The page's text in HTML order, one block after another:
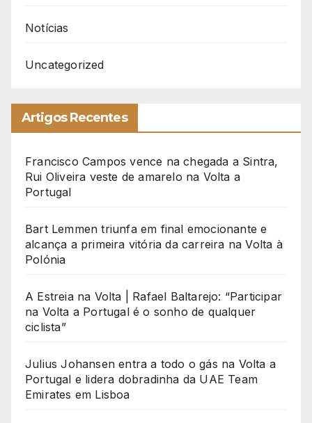
Notícias
Uncategorized
Artigos Recentes
Francisco Campos vence na chegada a Sintra,
Rui Oliveira veste de amarelo na Volta a
Portugal
Bart Lemmen triunfa em final emocionante e
alcança a primeira vitória da carreira na Volta à
Polónia
A Estreia na Volta | Rafael Baltarejo: “Participar
na Volta a Portugal é o sonho de qualquer
ciclista”
Julius Johansen entra a todo o gás na Volta a
Portugal e lidera dobradinha da UAE Team
Emirates em Lisboa